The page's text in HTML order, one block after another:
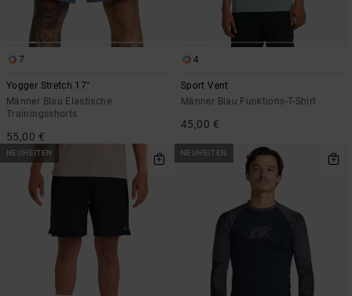
7
Yogger Stretch 17"
Männer Blau Elastische
Trainingsshorts
55,00 €
4
Sport Vent
Männer Blau Funktions-T-Shirt
45,00 €
NEUHEITEN NEUHEITEN